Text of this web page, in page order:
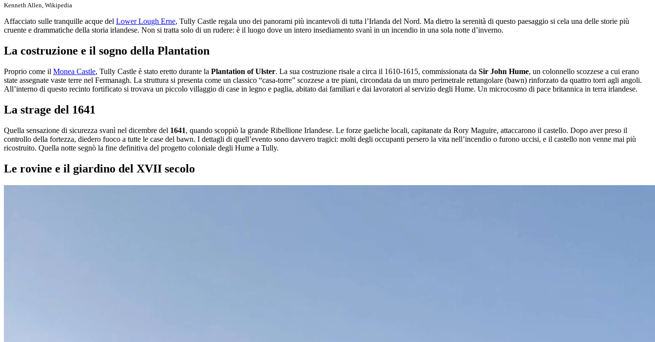
Kenneth Allen, Wikipedia
Affacciato sulle tranquille acque del Lower Lough Erne, Tully Castle regala uno dei panorami più incantevoli di tutta l’Irlanda del Nord. Ma dietro la serenità di questo paesaggio si cela una delle storie più
cruente e drammatiche della storia irlandese. Non si tratta solo di un rudere: è il luogo dove un intero insediamento svanì in un incendio in una sola notte d’inverno.
La costruzione e il sogno della Plantation
Proprio come il Monea Castle, Tully Castle è stato eretto durante la Plantation of Ulster. La sua costruzione risale a circa il 1610-1615, commissionata da Sir John Hume, un colonnello scozzese a cui erano
state assegnate vaste terre nel Fermanagh. La struttura si presenta come un classico “casa-torre” scozzese a tre piani, circondata da un muro perimetrale rettangolare (bawn) rinforzato da quattro torri agli angoli.
All’interno di questo recinto fortificato si trovava un piccolo villaggio di case in legno e paglia, abitato dai familiari e dai lavoratori al servizio degli Hume. Un microcosmo di pace britannica in terra irlandese.
La strage del 1641
Quella sensazione di sicurezza svanì nel dicembre del 1641, quando scoppiò la grande Ribellione Irlandese. Le forze gaeliche locali, capitanate da Rory Maguire, attaccarono il castello. Dopo aver preso il
controllo della fortezza, diedero fuoco a tutte le case del bawn. I dettagli di quell’evento sono davvero tragici: molti degli occupanti persero la vita nell’incendio o furono uccisi, e il castello non venne mai più
ricostruito. Quella notte segnò la fine definitiva del progetto coloniale degli Hume a Tully.
Le rovine e il giardino del XVII secolo